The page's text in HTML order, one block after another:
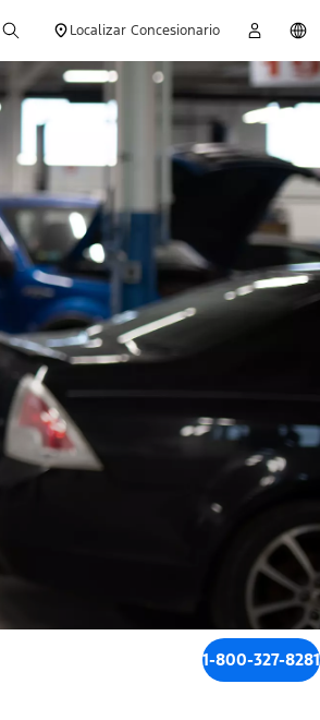
Localizar Concesionario
1-800-327-8281